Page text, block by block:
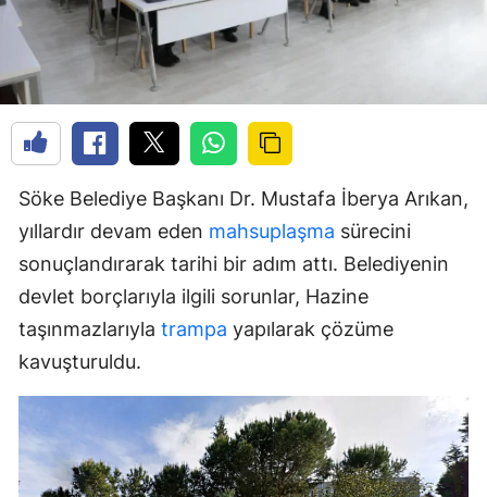
Söke Belediye Başkanı Dr. Mustafa İberya Arıkan,
yıllardır devam eden mahsuplaşma sürecini
sonuçlandırarak tarihi bir adım attı. Belediyenin
devlet borçlarıyla ilgili sorunlar, Hazine
taşınmazlarıyla trampa yapılarak çözüme
kavuşturuldu.